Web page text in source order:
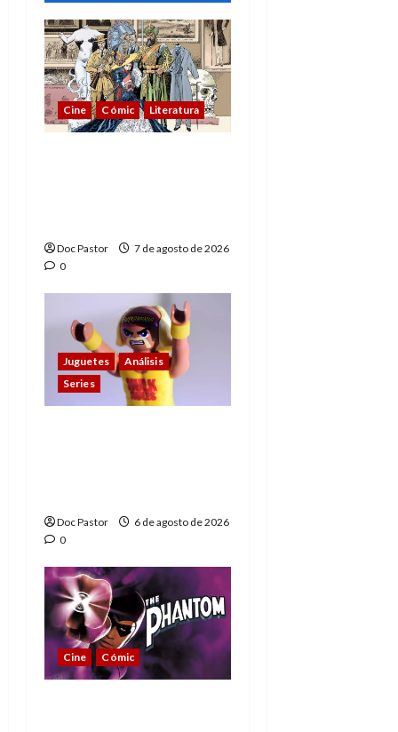
Cine Cómic Literatura
Doc Pastor
7 de agosto de 2026
0
Juguetes
Análisis
Series
Doc Pastor
6 de agosto de 2026
0
Cine Cómic